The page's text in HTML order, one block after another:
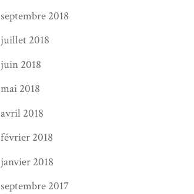
septembre 2018
juillet 2018
juin 2018
mai 2018
avril 2018
février 2018
janvier 2018
septembre 2017